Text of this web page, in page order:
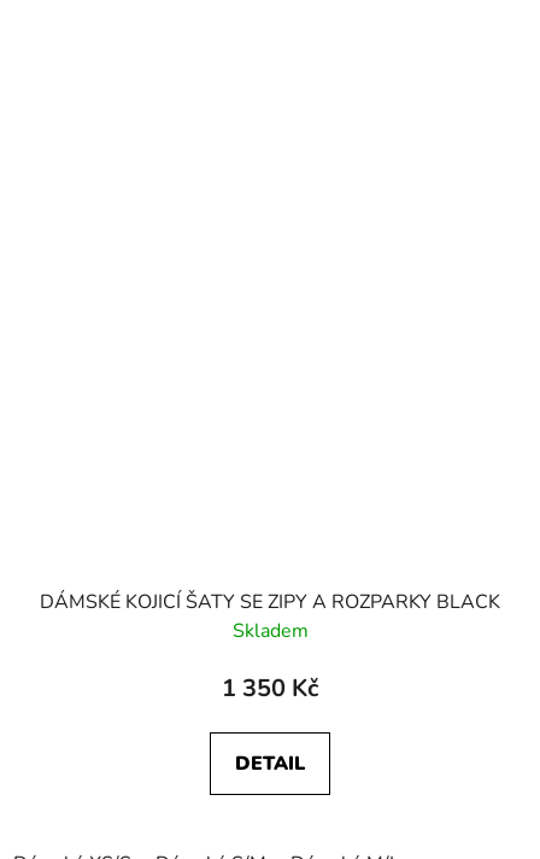
DÁMSKÉ KOJICÍ ŠATY SE ZIPY A ROZPARKY BLACK
Skladem
1 350 Kč
DETAIL